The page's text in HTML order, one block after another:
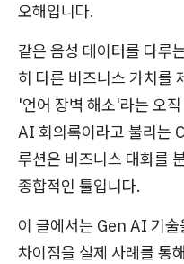
오해입니다.
같은 음성 데이터를 다루
히 다른 비즈니스 가치를
'언어 장벽 해소'라는 오
AI 회의록이라고 불리
루션은 비즈니스 대화를
종합적인 툴입니다.
이 글에서는 Gen AI 기술
차이점을 실제 사례를 통